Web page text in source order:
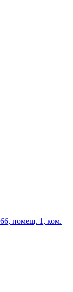
помещ. 1, ком.